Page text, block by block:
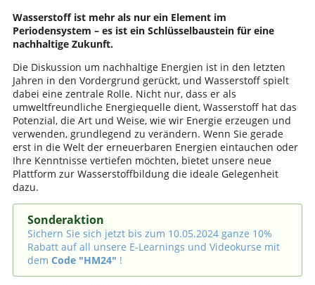
Wasserstoff ist mehr als nur ein Element im
Periodensystem – es ist ein Schlüsselbaustein für eine
nachhaltige Zukunft.
Die Diskussion um nachhaltige Energien ist in den letzten
Jahren in den Vordergrund gerückt, und Wasserstoff spielt
dabei eine zentrale Rolle. Nicht nur, dass er als
umweltfreundliche Energiequelle dient, Wasserstoff hat das
Potenzial, die Art und Weise, wie wir Energie erzeugen und
verwenden, grundlegend zu verändern. Wenn Sie gerade
erst in die Welt der erneuerbaren Energien eintauchen oder
Ihre Kenntnisse vertiefen möchten, bietet unsere neue
Plattform zur Wasserstoffbildung die ideale Gelegenheit
dazu.
Sonderaktion
Sichern Sie sich jetzt bis zum 10.05.2024 ganze 10%
Rabatt auf all unsere E-Learnings und Videokurse mit
dem Code "HM24" !